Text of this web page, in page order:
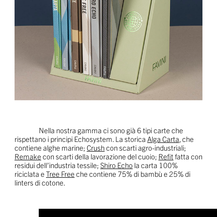
Nella nostra gamma ci sono già 6 tipi carte che
rispettano i principi Echosystem. La storica Alga Carta, che
contiene alghe marine; Crush con scarti agro-industriali;
Remake con scarti della lavorazione del cuoio; Refit fatta con
residui dell’industria tessile; Shiro Echo la carta 100%
riciclata e Tree Free che contiene 75% di bambù e 25% di
linters di cotone.